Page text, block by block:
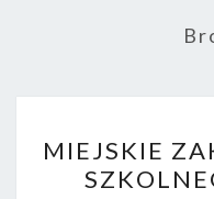
MIEJSKIE